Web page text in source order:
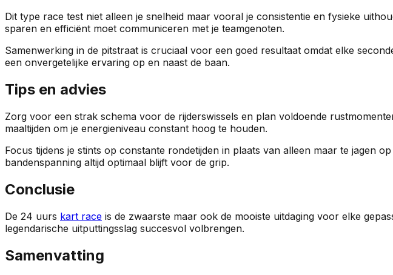
Dit type race test niet alleen je snelheid maar vooral je consistentie en fysieke
sparen en efficiënt moet communiceren met je teamgenoten.
Samenwerking in de pitstraat is cruciaal voor een goed resultaat omdat elke
een onvergetelijke ervaring op en naast de baan.
Tips en advies
Zorg voor een strak schema voor de rijderswissels en plan voldoende
maaltijden om je energieniveau constant hoog te houden.
Focus tijdens je stints op constante rondetijden in plaats van alleen maar te jagen
bandenspanning altijd optimaal blijft voor de grip.
Conclusie
De 24 uurs kart race is de zwaarste maar ook de mooiste uitdaging voor elke
legendarische uitputtingsslag succesvol volbrengen.
Samenvatting